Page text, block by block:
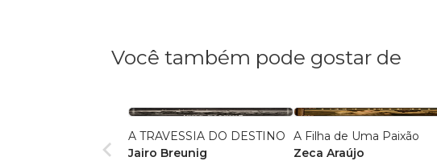
Você também pode gostar de
A TRAVESSIA DO DESTINO
Jairo Breunig
A Filha de Uma Paixão
Zeca Araújo